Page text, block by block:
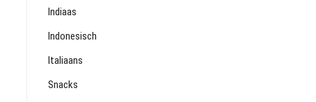
Indiaas
Indonesisch
Italiaans
Snacks